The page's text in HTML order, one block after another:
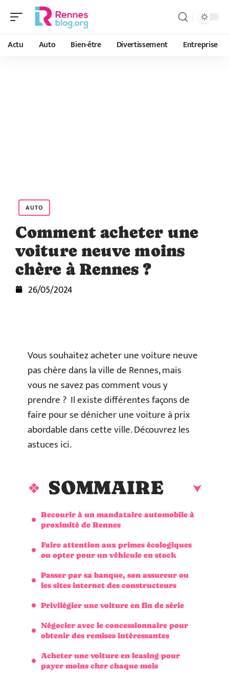
Actu Auto Bien-être Divertissement Entreprise
AUTO
Comment acheter une
voiture neuve moins
chère à Rennes ?
26/05/2024
Vous souhaitez acheter une voiture neuve
pas chère dans la ville de Rennes, mais
vous ne savez pas comment vous y
prendre ? Il existe différentes façons de
faire pour se dénicher une voiture à prix
abordable dans cette ville. Découvrez les
astuces ici.
SOMMAIRE
Recourir à un mandataire automobile à
proximité de Rennes
Faire attention aux primes écologiques
ou opter pour un véhicule en stock
Passer par sa banque, son assureur ou
les sites internet des constructeurs
Privilégier une voiture en fin de série
Négocier avec le concessionnaire pour
obtenir des remises intéressantes
Acheter une voiture en leasing pour
payer moins cher chaque mois